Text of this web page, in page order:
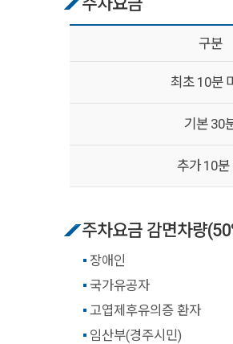
구분
최초 10분
기본 30
추가 10분
주차요금 감면차량
장애인
국가유공자
고엽제후유의증 환자
임산부(경주시민)